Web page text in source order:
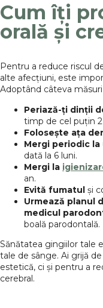
Cum îți
orală și
Pentru a reduce riscul
alte afecțiuni, este
Adoptând câteva
Periază-ți dinții
timp de cel puțin
Folosește ața
Mergi periodic
dată la 6 luni.
Mergi la
an.
Evită fumatul și
Urmează planul
medicul
boală parodontală.
Sănătatea gingiilor tale
tale de sânge. Ai grijă
estetică, ci și pentru a
cerebral.